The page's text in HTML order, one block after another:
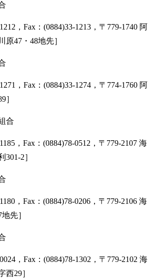
，Fax：(0884)33-1213，〒779-1740 阿
原47・48地先］
，Fax：(0884)33-1274，〒774-1760 阿
］
合
，Fax：(0884)78-0512，〒779-2107 海
2］
，Fax：(0884)78-0206，〒779-2106 海
先］
，Fax：(0884)78-1302，〒779-2102 海
西29］